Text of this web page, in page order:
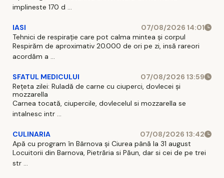
implineste 170 d ...
IASI
07/08/2026 14:01
Tehnici de respirație care pot calma mintea și corpul
Respirăm de aproximativ 20.000 de ori pe zi, insă rareori
acordăm a ...
SFATUL MEDICULUI
07/08/2026 13:59
Rețeta zilei: Ruladă de carne cu ciuperci, dovlecei și
mozzarella
Carnea tocată, ciupercile, dovlecelul si mozzarella se
intalnesc intr ...
CULINARIA
07/08/2026 13:42
Apă cu program în Bârnova și Ciurea până la 31 august
Locuitorii din Barnova, Pietrăria si Păun, dar si cei de pe trei
str ...